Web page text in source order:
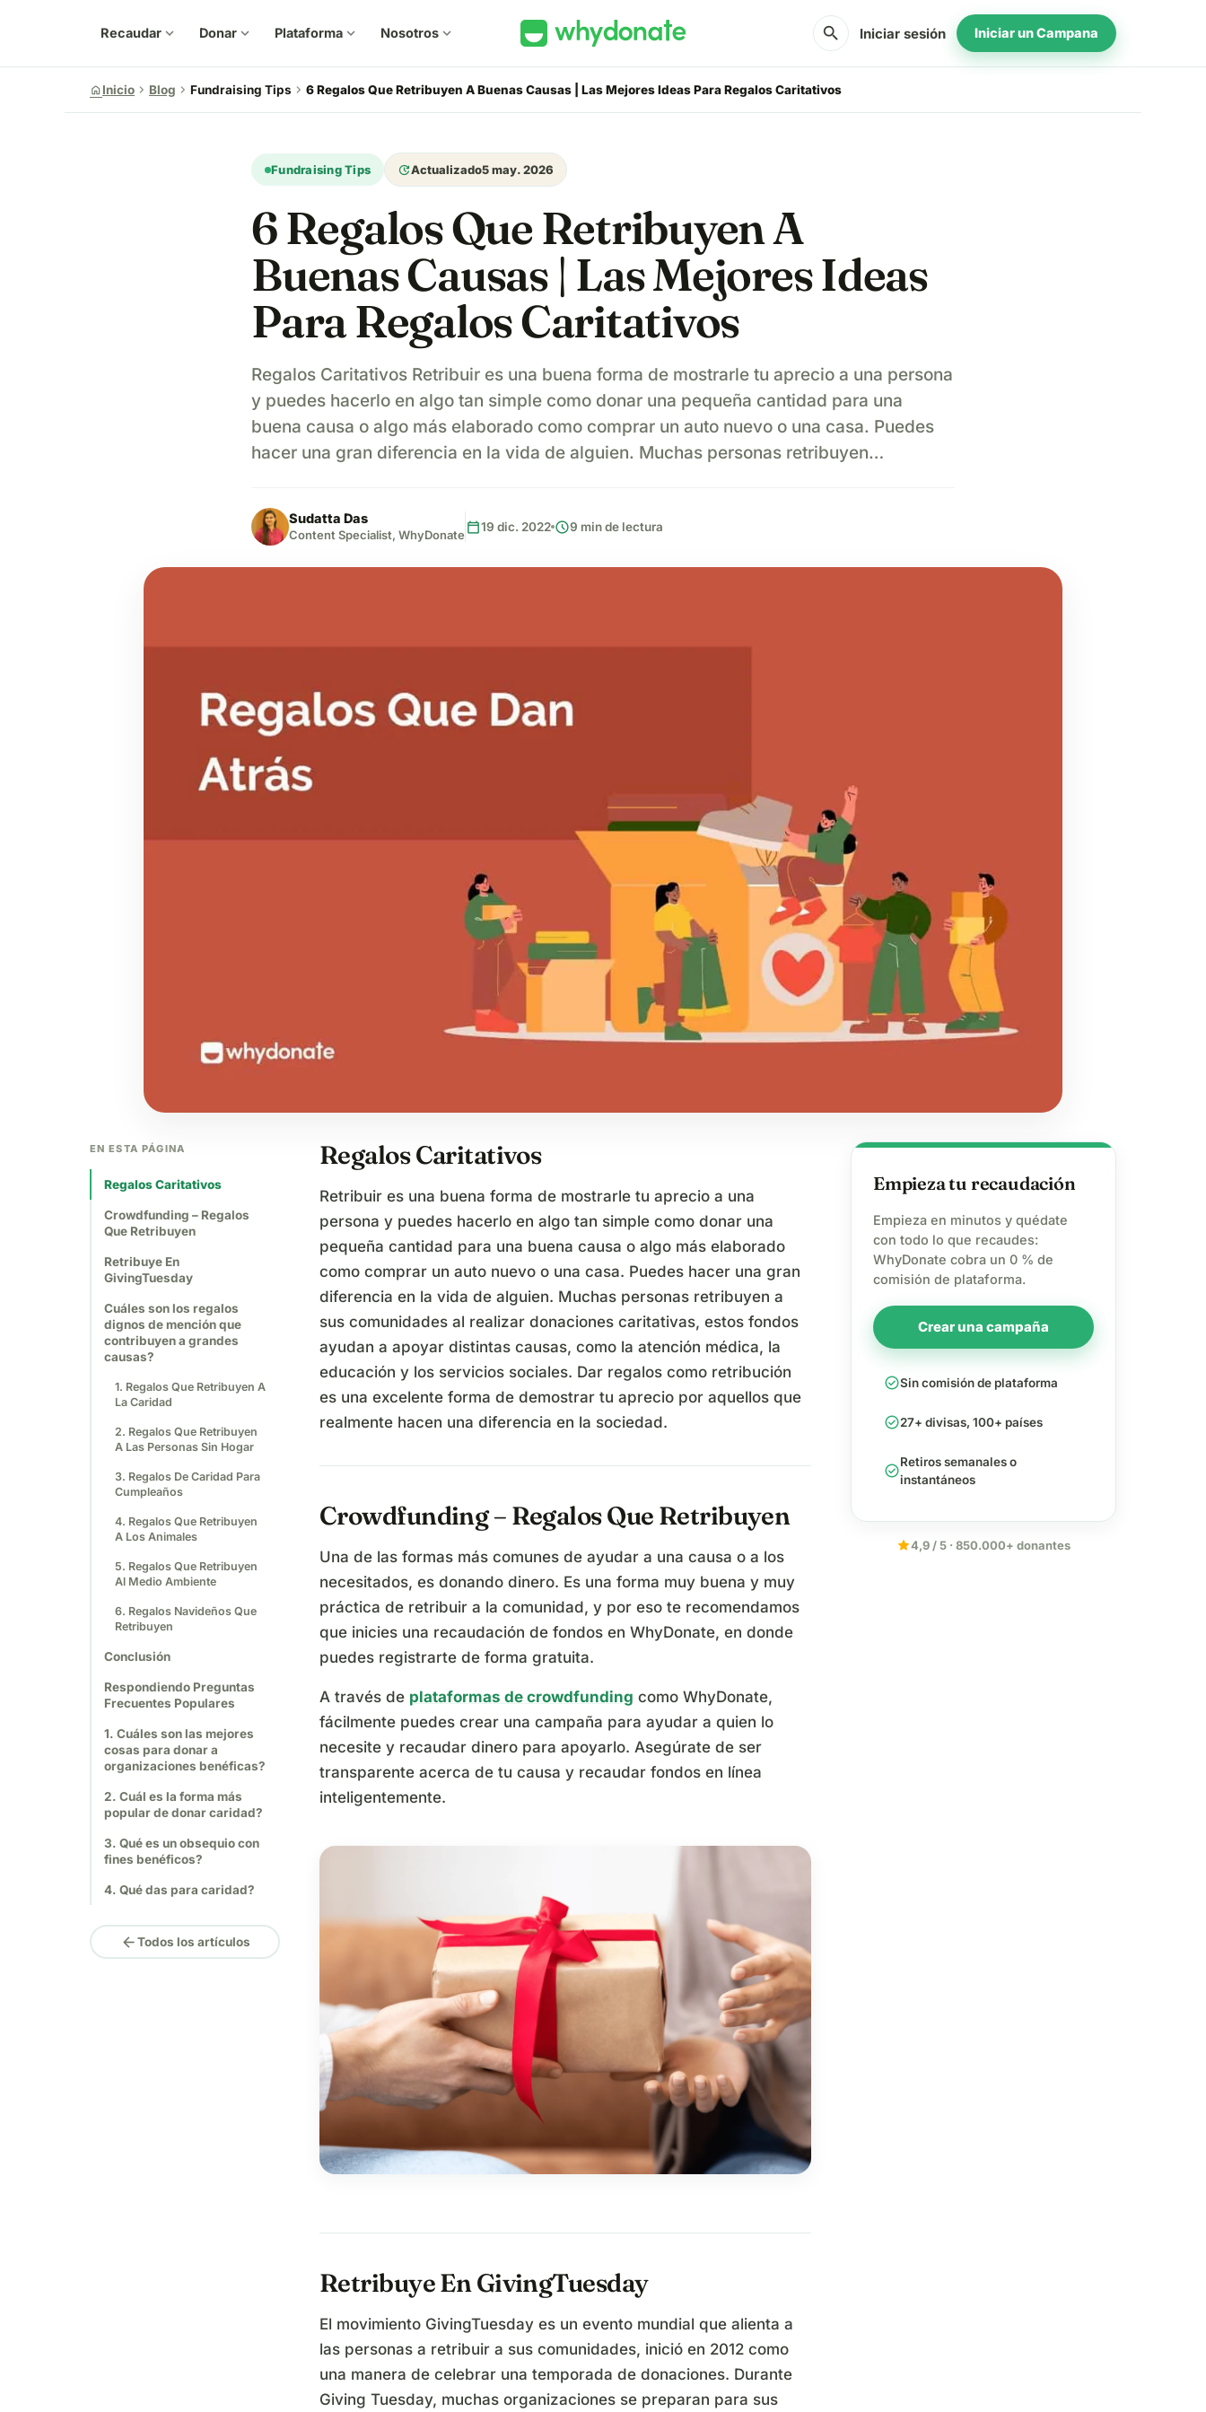
Recaudar expand_more Donar expand_more Plataforma expand_more Nosotros expand_more search Iniciar sesión Iniciar un Campana
homeInicio chevron_right Blog chevron_right Fundraising Tips chevron_right 6 Regalos Que Retribuyen A Buenas Causas | Las Mejores Ideas Para Regalos Caritativos
Fundraising Tips updateActualizado5 may. 2026
6 Regalos Que Retribuyen A
Buenas Causas | Las Mejores Ideas
Para Regalos Caritativos
Regalos Caritativos Retribuir es una buena forma de mostrarle tu aprecio a una persona
y puedes hacerlo en algo tan simple como donar una pequeña cantidad para una
buena causa o algo más elaborado como comprar un auto nuevo o una casa. Puedes
hacer una gran diferencia en la vida de alguien. Muchas personas retribuyen…
Sudatta Das
Content Specialist, WhyDonate calendar_today19 dic. 2022 schedule9 min de lectura
EN ESTA PÁGINA
Regalos Caritativos
Crowdfunding – Regalos
Que Retribuyen
Retribuye En
GivingTuesday
Cuáles son los regalos
dignos de mención que
contribuyen a grandes
causas?
1. Regalos Que Retribuyen A
La Caridad
2. Regalos Que Retribuyen
A Las Personas Sin Hogar
3. Regalos De Caridad Para
Cumpleaños
4. Regalos Que Retribuyen
A Los Animales
5. Regalos Que Retribuyen
Al Medio Ambiente
6. Regalos Navideños Que
Retribuyen
Conclusión
Respondiendo Preguntas
Frecuentes Populares
1. Cuáles son las mejores
cosas para donar a
organizaciones benéficas?
2. Cuál es la forma más
popular de donar caridad?
3. Qué es un obsequio con
fines benéficos?
4. Qué das para caridad?
arrow_backTodos los artículos
Regalos Caritativos
Retribuir es una buena forma de mostrarle tu aprecio a una
persona y puedes hacerlo en algo tan simple como donar una
pequeña cantidad para una buena causa o algo más elaborado
como comprar un auto nuevo o una casa. Puedes hacer una gran
diferencia en la vida de alguien. Muchas personas retribuyen a
sus comunidades al realizar donaciones caritativas, estos fondos
ayudan a apoyar distintas causas, como la atención médica, la
educación y los servicios sociales. Dar regalos como retribución
es una excelente forma de demostrar tu aprecio por aquellos que
realmente hacen una diferencia en la sociedad.
Crowdfunding – Regalos Que Retribuyen
Una de las formas más comunes de ayudar a una causa o a los
necesitados, es donando dinero. Es una forma muy buena y muy
práctica de retribuir a la comunidad, y por eso te recomendamos
que inicies una recaudación de fondos en WhyDonate, en donde
puedes registrarte de forma gratuita.
A través de plataformas de crowdfunding como WhyDonate,
fácilmente puedes crear una campaña para ayudar a quien lo
necesite y recaudar dinero para apoyarlo. Asegúrate de ser
transparente acerca de tu causa y recaudar fondos en línea
inteligentemente.
Retribuye En GivingTuesday
El movimiento GivingTuesday es un evento mundial que alienta a
las personas a retribuir a sus comunidades, inició en 2012 como
una manera de celebrar una temporada de donaciones. Durante
Giving Tuesday, muchas organizaciones se preparan para sus
Empieza tu recaudación
Empieza en minutos y quédate
con todo lo que recaudes:
WhyDonate cobra un 0 % de
comisión de plataforma.
Crear una campaña
check_circleSin comisión de plataforma
check_circle27+ divisas, 100+ países
check_circleRetiros semanales o
instantáneos
star4,9 / 5 · 850.000+ donantes